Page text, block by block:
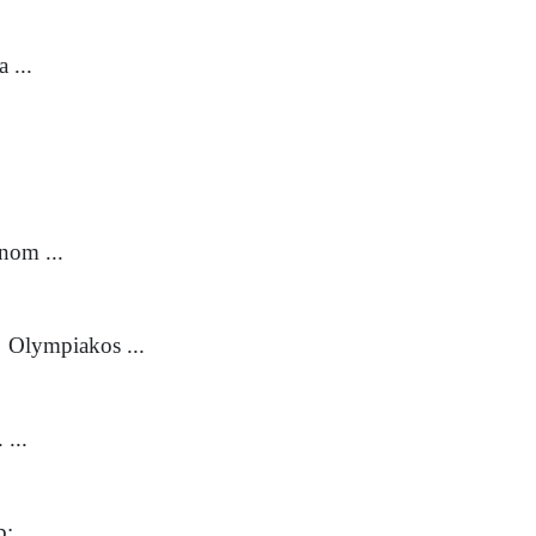
...
...
Olympiakos ...
...